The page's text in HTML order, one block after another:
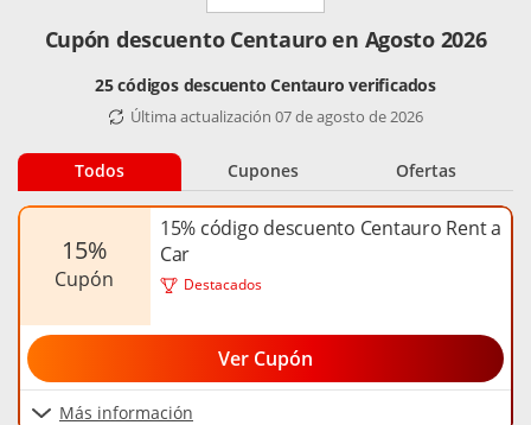
Cupón descuento Centauro en Agosto 2026
25 códigos descuento Centauro verificados
Última actualización 07 de agosto de 2026
Todos Cupones Ofertas
Destacados
15%
cupón
15% código descuento Centauro Rent a
Car
Más información
Ver Cupón